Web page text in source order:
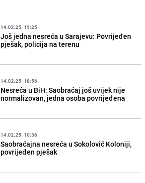
14.02.25. 19:25
Još jedna nesreća u Sarajevu: Povrijeđen
pješak, policija na terenu
14.02.25. 18:56
Nesreća u BiH: Saobraćaj još uvijek nije
normalizovan, jedna osoba povrijeđena
14.02.25. 10:36
Saobraćajna nesreća u Sokolović Koloniji,
povrijeđen pješak